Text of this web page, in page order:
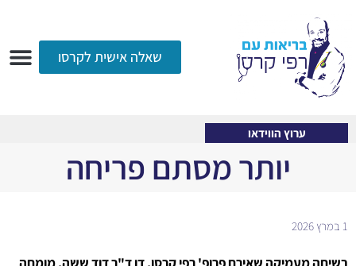
שאלה אישית לקרסו
ערוץ הווידאו
יותר מסתם פריחה
1 במרץ 2026